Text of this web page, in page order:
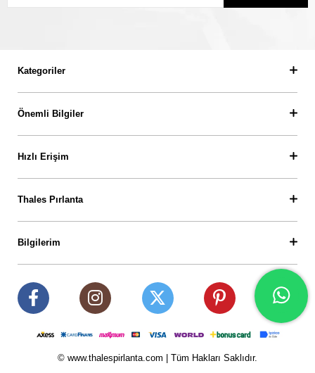
Kategoriler
Önemli Bilgiler
Hızlı Erişim
Thales Pırlanta
Bilgilerim
© www.thalespirlanta.com | Tüm Hakları Saklıdır.